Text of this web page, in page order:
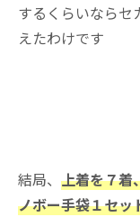
するくらいならセ
えたわけです
結局、 上着を７着
ノボー手袋１セッ